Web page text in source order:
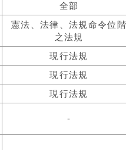
全部
憲法、法律、法規命令位階
之法規
現行法規
現行法規
現行法規
-